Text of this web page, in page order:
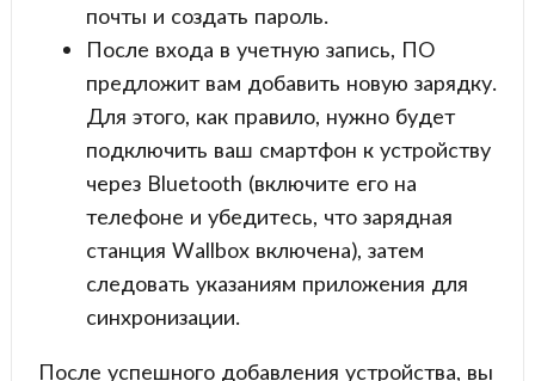
почты и создать пароль.
После входа в учетную запись, ПО
предложит вам добавить новую зарядку.
Для этого, как правило, нужно будет
подключить ваш смартфон к устройству
через Bluetooth (включите его на
телефоне и убедитесь, что зарядная
станция Wallbox включена), затем
следовать указаниям приложения для
синхронизации.
После успешного добавления устройства, вы